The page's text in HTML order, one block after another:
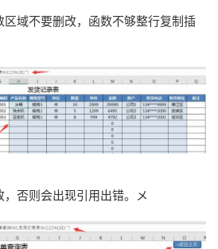
区域不要删改，函数不够整行复制插
否则会出现引用出错。メ